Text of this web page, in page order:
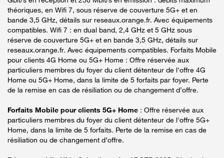
théoriques, en Wifi 7, sous réserve de couverture 5G+ et en
bande 3,5 GHz, détails sur reseaux.orange.fr. Avec équipements
compatibles. Wifi 7 : en dual band, 2,4 GHz et 5 GHz sous
réserve de couverture 5G+ et en bande 3,5 GHz, détails sur
reseaux.orange.fr. Avec équipements compatibles. Forfaits Mobile
pour clients 4G Home ou 5G+ Home : Offre réservée aux
particuliers membres du foyer du client détenteur de l'offre 4G
Home ou 5G+ Home, dans la limite de 5 forfaits par foyer. Perte
de la remise en cas de résiliation ou de changement d’offre.
Forfaits Mobile pour clients 5G+ Home : Offre réservée aux
particuliers membres du foyer du client détenteur de l'offre 5G+
Home, dans la limite de 5 forfaits. Perte de la remise en cas de
résiliation ou de changement d’offre.